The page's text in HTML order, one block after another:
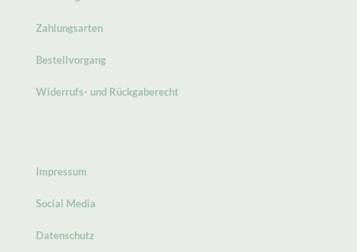
Zahlungsarten
Bestellvorgang
Widerrufs- und Rückgaberecht
Impressum
Social Media
Datenschutz